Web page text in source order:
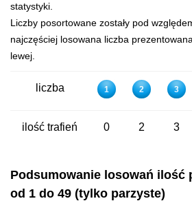
statystyki.
Liczby posortowane zostały pod
najczęściej losowana liczba
lewej.
liczba 1 2 3
ilość trafień 0 2 3
Podsumowanie losowań ilość
od 1 do 49 (tylko parzyste)